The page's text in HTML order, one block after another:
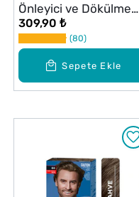
Sepete Ekle
Önleyici ve Dökülme
Karşıtı Erkek Şampuanı
400 ml
309,90 ₺
80